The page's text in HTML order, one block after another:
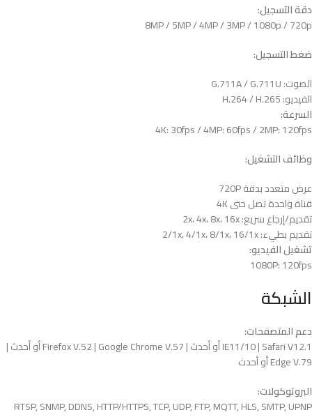
دقة التسجيل:
8MP / 5MP / 4MP / 3MP / 1080p / 720p
ضغط التسجيل:
الصوت: G.711A / G.711U
الفيديو: H.264 / H.265
السرعة:
4K: 30fps / 4MP: 60fps / 2MP: 120fps
وظائف التشغيل:
عرض متعدد بدقة 720P
قناة واحدة تصل حتى 4K
تقديم/إرجاع سريع: 2x، 4x، 8x، 16x
تقديم بطيء: 2/1x، 4/1x، 8/1x، 16/1x
تشغيل الفيديو:
1080P: 120fps
الشبكة
دعم المتصفحات:
IE11/10 | Safari V12.1 أو أحدث | Firefox V.52 | Google Chrome V.57 أو أحدث |
Edge V.79 أو أحدث
البروتوكولات:
RTSP, SNMP, DDNS, HTTP/HTTPS, TCP, UDP, FTP, MQTT, HLS, SMTP, UPNP